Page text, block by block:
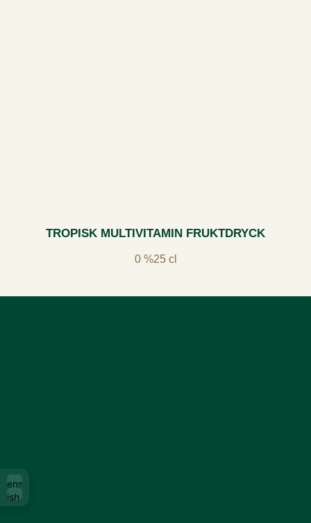
TROPISK MULTIVITAMIN FRUKTDRYCK
0 %25 cl
(UK)